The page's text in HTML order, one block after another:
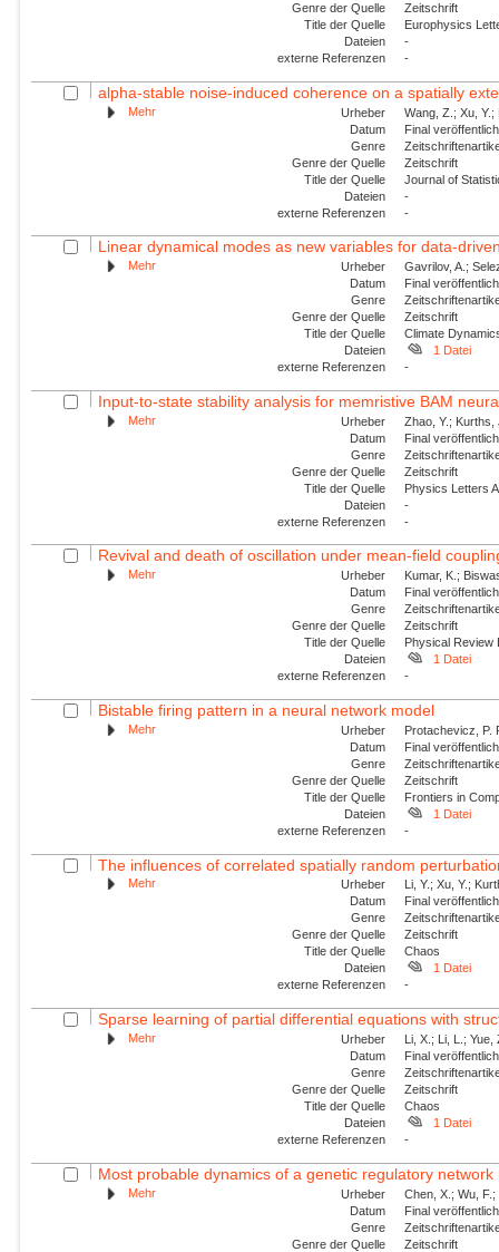
Genre der Quelle
Zeitschrift
Title der Quelle
Europhysics
Dateien
-
externe Referenzen
-
alpha-stable noise-induced coherence on a spatially
Mehr Urheber
Wang, Z.; Xu,
Datum
Final
Genre
Genre der Quelle
Zeitschrift
Title der Quelle
Journal of
Dateien
-
externe Referenzen
-
Linear dynamical modes as new variables for data-
Mehr Urheber
Gavrilov, A.;
Datum
Final
Genre
Genre der Quelle
Zeitschrift
Title der Quelle
Climate
Dateien
1 Datei
externe Referenzen
-
Input-to-state stability analysis for memristive BAM
Mehr Urheber
Zhao, Y.;
Datum
Final
Genre
Genre der Quelle
Zeitschrift
Title der Quelle
Physics Letters A
Dateien
-
externe Referenzen
-
Revival and death of oscillation under mean-field
Mehr Urheber
Kumar, K.;
Datum
Final
Genre
Genre der Quelle
Zeitschrift
Title der Quelle
Physical Review
Dateien
1 Datei
externe Referenzen
-
Bistable firing pattern in a neural network model
Mehr Urheber
Protachevicz, P.
Datum
Final
Genre
Genre der Quelle
Zeitschrift
Title der Quelle
Frontiers in
Dateien
1 Datei
externe Referenzen
-
The influences of correlated spatially random
Mehr Urheber
Li, Y.; Xu, Y.;
Datum
Final
Genre
Genre der Quelle
Zeitschrift
Title der Quelle
Chaos
Dateien
1 Datei
externe Referenzen
-
Sparse learning of partial differential equations with
Mehr Urheber
Li, X.; Li, L.; Yue,
Datum
Final
Genre
Genre der Quelle
Zeitschrift
Title der Quelle
Chaos
Dateien
1 Datei
externe Referenzen
-
Most probable dynamics of a genetic regulatory
Mehr Urheber
Chen, X.; Wu,
Datum
Final
Genre
Genre der Quelle
Zeitschrift